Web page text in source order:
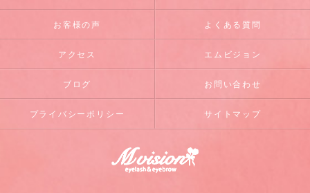
お客様の声 よくある質問
アクセス エムビジョン
ブログ お問い合わせ
プライバシーポリシー サイトマップ